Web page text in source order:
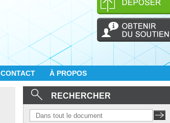
CONTACT À PROPOS
RECHERCHER